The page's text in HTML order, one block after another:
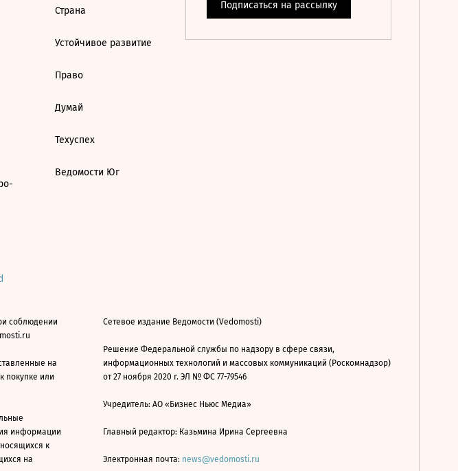
Страна
Устойчивое развитие
Право
Думай
Техуспех
Ведомости Юг
соблюдении
на
покупке или
информации
к
на
Сетевое издание Ведомости (Vedomosti)
Решение Федеральной службы по надзору в сфере связи,
информационных технологий и массовых коммуникаций (Роскомнадзор)
от 27 ноября 2020 г. ЭЛ № ФС 77-79546
Учредитель: АО «Бизнес Ньюс Медиа»
Главный редактор: Казьмина Ирина Сергеевна
Электронная почта: news@vedomosti.ru